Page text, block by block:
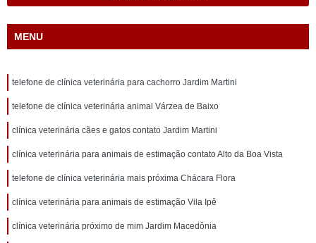
MENU
telefone de clínica veterinária para cachorro Jardim Martini
telefone de clínica veterinária animal Várzea de Baixo
clínica veterinária cães e gatos contato Jardim Martini
clínica veterinária para animais de estimação contato Alto da Boa Vista
telefone de clínica veterinária mais próxima Chácara Flora
clínica veterinária para animais de estimação Vila Ipê
clínica veterinária próximo de mim Jardim Macedônia